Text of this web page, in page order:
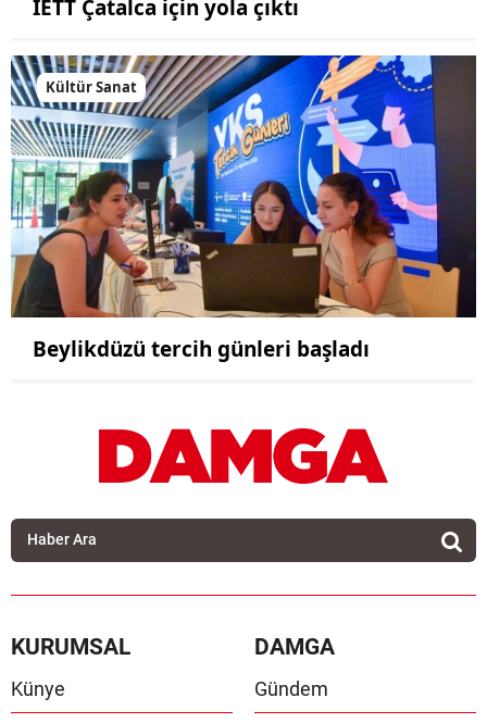
İETT Çatalca için yola çıktı
Kültür Sanat
Beylikdüzü tercih günleri başladı
KURUMSAL
Künye
DAMGA
Gündem